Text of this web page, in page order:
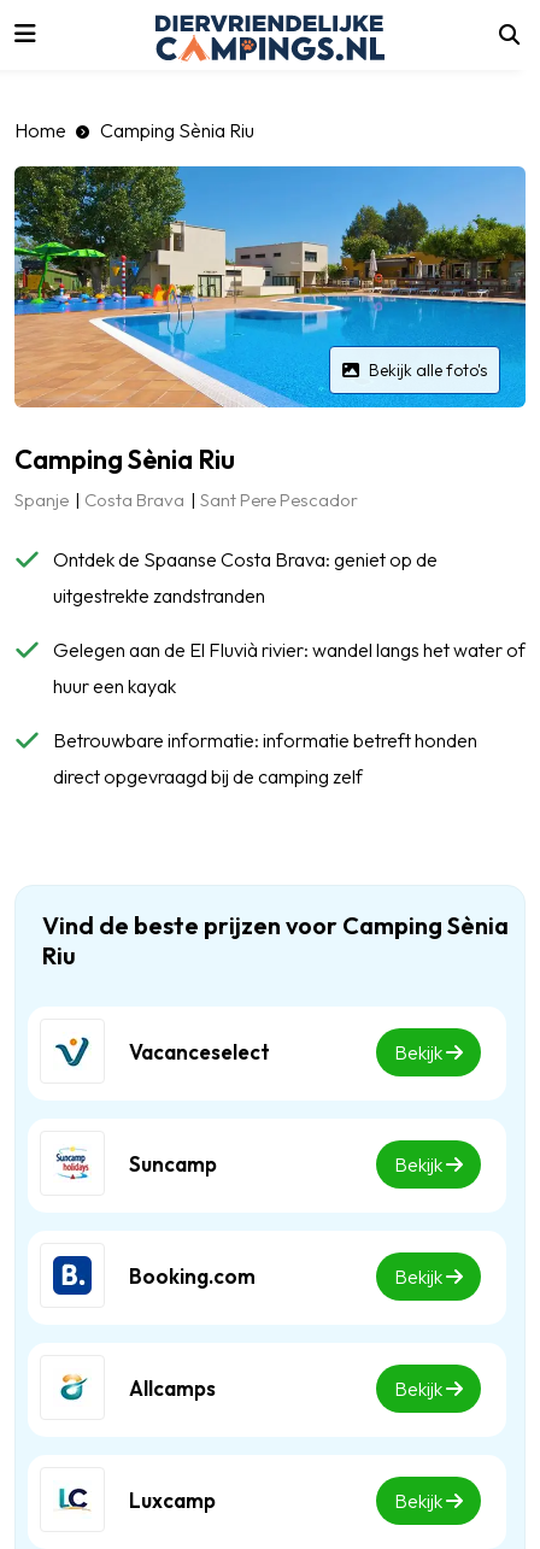
Home Camping Sènia Riu
Bekijk alle foto's
Camping Sènia Riu
Spanje Costa Brava Sant Pere Pescador
Ontdek de Spaanse Costa Brava: geniet op de
uitgestrekte zandstranden
Gelegen aan de El Fluvià rivier: wandel langs het water of
huur een kayak
Betrouwbare informatie: informatie betreft honden
direct opgevraagd bij de camping zelf
Vind de beste prijzen voor Camping Sènia
Riu
Vacanceselect Bekijk
Suncamp Bekijk
Booking.com Bekijk
Allcamps Bekijk
Luxcamp Bekijk